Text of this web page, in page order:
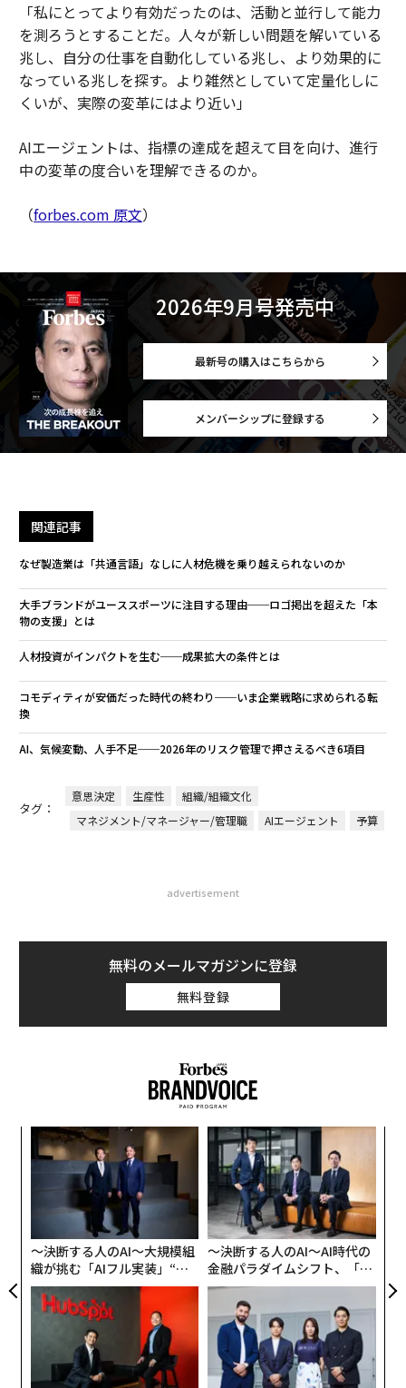
「私にとってより有効だったのは、活動と並行して能力
を測ろうとすることだ。人々が新しい問題を解いている
兆し、自分の仕事を自動化している兆し、より効果的に
なっている兆しを探す。より雑然としていて定量化しに
くいが、実際の変革にはより近い」
AIエージェントは、指標の達成を超えて目を向け、進行
中の変革の度合いを理解できるのか。
（forbes.com 原文）
2026年9月号発売中
最新号の購入はこちらから
メンバーシップに登録する
関連記事
なぜ製造業は「共通言語」なしに人材危機を乗り越えられないのか
大手ブランドがユーススポーツに注目する理由──ロゴ掲出を超えた「本
物の支援」とは
人材投資がインパクトを生む──成果拡大の条件とは
コモディティが安価だった時代の終わり──いま企業戦略に求められる転
換
AI、気候変動、人手不足──2026年のリスク管理で押さえるべき6項目
タグ：
意思決定 生産性
組織/組織文化
マネジメント/マネージャー/管理職
AIエージェント 予算
advertisement
無料のメールマガジンに登録
無料登録
〜決断する人のAI〜大規模組
織が挑む「AIフル実装」“使
う”企業から“動く”企業へ【N
TTドコモビジネス×PwC】
〜決断する人のAI〜AI時代の
金融パラダイムシフト、「超
個別化」の核心 【MUFG×ウ
ェルスナビ×PwC】